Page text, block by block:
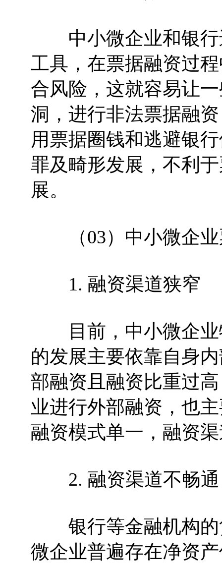
中小微企业和银行
工具，在票据融资过
合风险，这就容易让
洞，进行非法票据融
用票据圈钱和逃避银
罪及畸形发展，不利
展。
（03）中小微企业
1. 融资渠道狭窄
目前，中小微企业
的发展主要依靠自身
部融资且融资比重过
业进行外部融资，也
融资模式单一，融资
2. 融资渠道不畅通
银行等金融机构的
微企业普遍存在净资